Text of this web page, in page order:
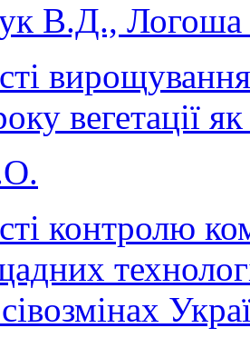
В.Д.,
вегетації
контролю